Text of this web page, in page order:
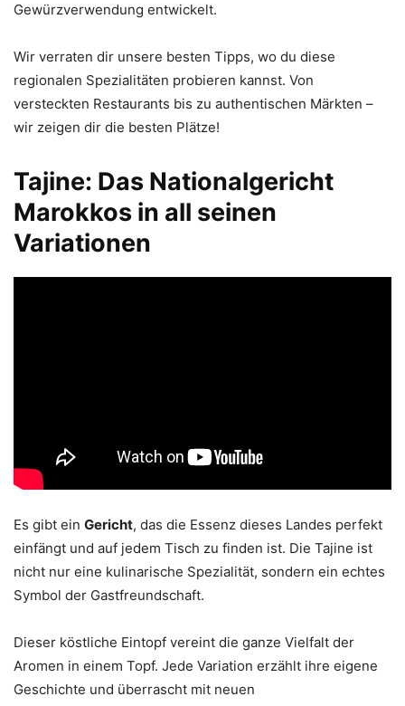
Gewürzverwendung entwickelt.
Wir verraten dir unsere besten Tipps, wo du diese
regionalen Spezialitäten probieren kannst. Von
versteckten Restaurants bis zu authentischen Märkten –
wir zeigen dir die besten Plätze!
Tajine: Das Nationalgericht
Marokkos in all seinen
Variationen
Es gibt ein Gericht, das die Essenz dieses Landes perfekt
einfängt und auf jedem Tisch zu finden ist. Die Tajine ist
nicht nur eine kulinarische Spezialität, sondern ein echtes
Symbol der Gastfreundschaft.
Dieser köstliche Eintopf vereint die ganze Vielfalt der
Aromen in einem Topf. Jede Variation erzählt ihre eigene
Geschichte und überrascht mit neuen